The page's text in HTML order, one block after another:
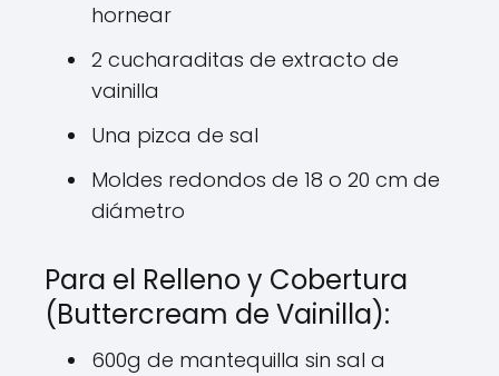
hornear
2 cucharaditas de extracto de
vainilla
Una pizca de sal
Moldes redondos de 18 o 20 cm de
diámetro
Para el Relleno y Cobertura
(Buttercream de Vainilla):
600g de mantequilla sin sal a